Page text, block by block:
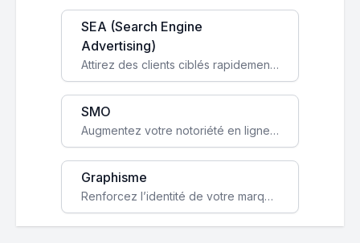
SEA (Search Engine
Advertising)
Attirez des clients ciblés rapidement avec des campagnes publicitaires payantes optimisées pour vos objectifs.
SMO
Augmentez votre notoriété en ligne et stimulez la croissance de votre entreprise grâce à une stratégie sociale sur mesure.
Graphisme
Renforcez l’identité de votre marque avec un design unique qui capte l’attention et engage vos clients.